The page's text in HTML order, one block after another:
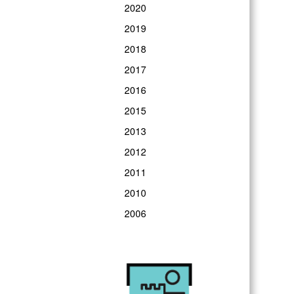
2020
2019
2018
2017
2016
2015
2013
2012
2011
2010
2006